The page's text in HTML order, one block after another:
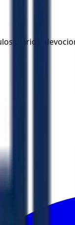
diários,